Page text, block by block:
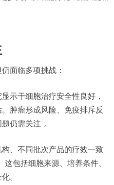
面临多项挑战：
显示干细胞治疗安全性良好，
肿瘤形成风险、免疫排斥反
仍需关注 。
构、不同批次产品的疗效一致
这包括细胞来源、培养条件、
。